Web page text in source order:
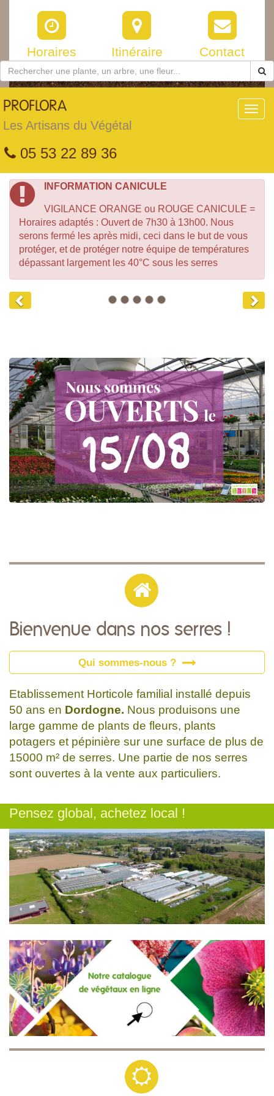
Horaires Itinéraire Contact
PROFLORA
Les Artisans du Végétal
05 53 22 89 36
INFORMATION CANICULE
VIGILANCE ORANGE ou ROUGE CANICULE =
Horaires adaptés : Ouvert de 7h30 à 13h00. Nous
serons fermé les après midi, ceci dans le but de vous
protéger, et de protéger notre équipe de températures
dépassant largement les 40°C sous les serres
Previous
Bienvenue dans nos serres !
Qui sommes-nous ?
Etablissement Horticole familial installé depuis
50 ans en Dordogne. Nous produisons une
large gamme de plants de fleurs, plants
potagers et pépinière sur une surface de plus de
15000 m² de serres. Une partie de nos serres
sont ouvertes à la vente aux particuliers.
Pensez global, achetez local !